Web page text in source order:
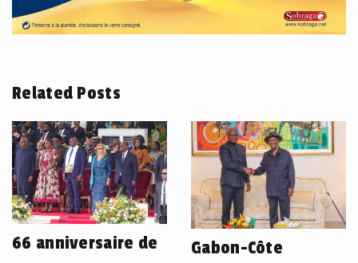
Related Posts
66 anniversaire de
Gabon-Côte